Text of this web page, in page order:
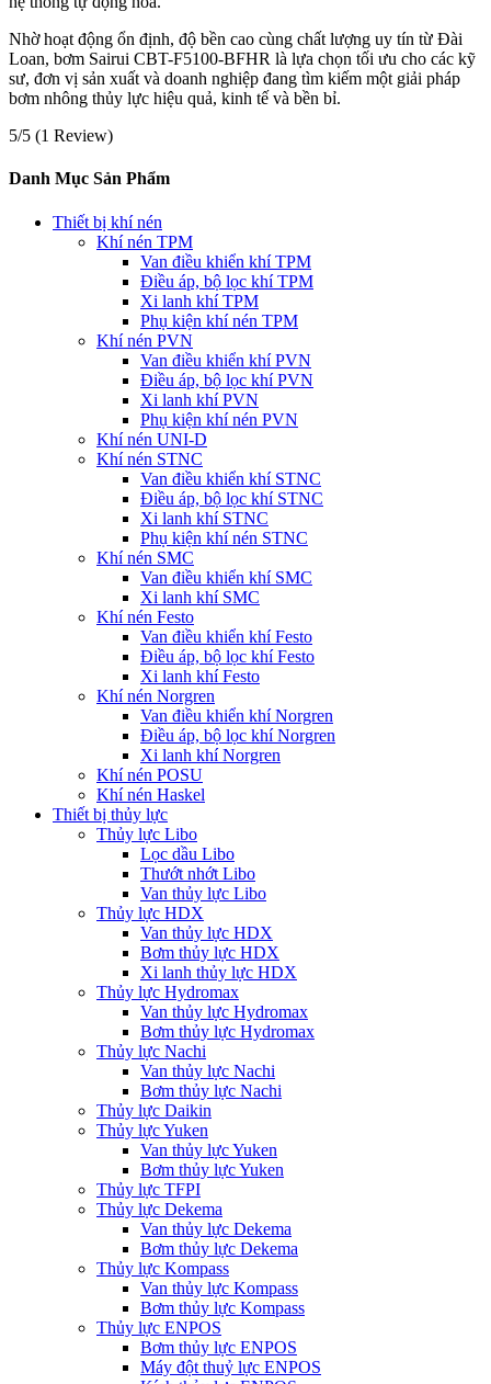
Nhờ hoạt động ổn định, độ bền cao cùng chất lượng uy tín từ Đài
Loan, bơm Sairui CBT-F5100-BFHR là lựa chọn tối ưu cho các kỹ
sư, đơn vị sản xuất và doanh nghiệp đang tìm kiếm một giải pháp
bơm nhông thủy lực hiệu quả, kinh tế và bền bỉ.
5/5 (1 Review)
Danh Mục Sản Phẩm
Thiết bị khí nén
Khí nén TPM
Van điều khiển khí TPM
Điều áp, bộ lọc khí TPM
Xi lanh khí TPM
Phụ kiện khí nén TPM
Khí nén PVN
Van điều khiển khí PVN
Điều áp, bộ lọc khí PVN
Xi lanh khí PVN
Phụ kiện khí nén PVN
Khí nén UNI-D
Khí nén STNC
Van điều khiển khí STNC
Điều áp, bộ lọc khí STNC
Xi lanh khí STNC
Phụ kiện khí nén STNC
Khí nén SMC
Van điều khiển khí SMC
Xi lanh khí SMC
Khí nén Festo
Van điều khiển khí Festo
Điều áp, bộ lọc khí Festo
Xi lanh khí Festo
Khí nén Norgren
Van điều khiển khí Norgren
Điều áp, bộ lọc khí Norgren
Xi lanh khí Norgren
Khí nén POSU
Khí nén Haskel
Thiết bị thủy lực
Thủy lực Libo
Lọc dầu Libo
Thướt nhớt Libo
Van thủy lực Libo
Thủy lực HDX
Van thủy lực HDX
Bơm thủy lực HDX
Xi lanh thủy lực HDX
Thủy lực Hydromax
Van thủy lực Hydromax
Bơm thủy lực Hydromax
Thủy lực Nachi
Van thủy lực Nachi
Bơm thủy lực Nachi
Thủy lực Daikin
Thủy lực Yuken
Van thủy lực Yuken
Bơm thủy lực Yuken
Thủy lực TFPI
Thủy lực Dekema
Van thủy lực Dekema
Bơm thủy lực Dekema
Thủy lực Kompass
Van thủy lực Kompass
Bơm thủy lực Kompass
Thủy lực ENPOS
Bơm thủy lực ENPOS
Máy đột thuỷ lực ENPOS